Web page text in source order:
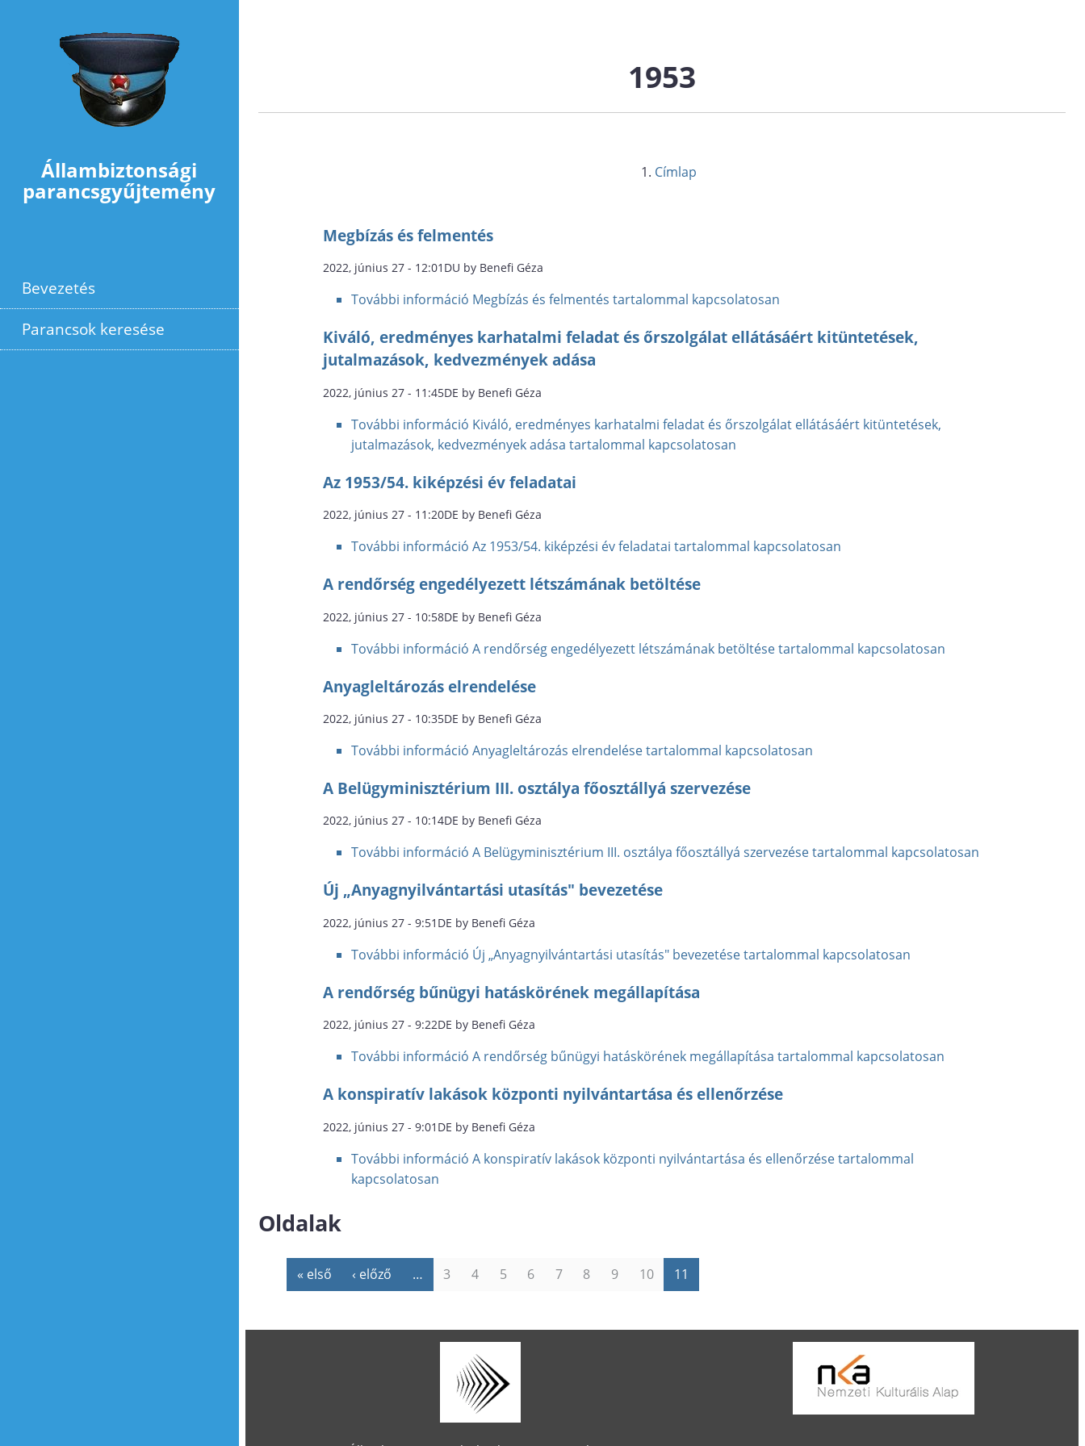
Állambiztonsági
parancsgyűjtemény
Bevezetés
Parancsok keresése
1953
Címlap
Megbízás és felmentés
2022, június 27 - 12:01DU by Benefi Géza
További információ Megbízás és felmentés tartalommal kapcsolatosan
Kiváló, eredményes karhatalmi feladat és őrszolgálat ellátásáért kitüntetések,
jutalmazások, kedvezmények adása
2022, június 27 - 11:45DE by Benefi Géza
További információ Kiváló, eredményes karhatalmi feladat és őrszolgálat ellátásáért kitüntetések,
jutalmazások, kedvezmények adása tartalommal kapcsolatosan
Az 1953/54. kiképzési év feladatai
2022, június 27 - 11:20DE by Benefi Géza
További információ Az 1953/54. kiképzési év feladatai tartalommal kapcsolatosan
A rendőrség engedélyezett létszámának betöltése
2022, június 27 - 10:58DE by Benefi Géza
További információ A rendőrség engedélyezett létszámának betöltése tartalommal kapcsolatosan
Anyagleltározás elrendelése
2022, június 27 - 10:35DE by Benefi Géza
További információ Anyagleltározás elrendelése tartalommal kapcsolatosan
A Belügyminisztérium III. osztálya főosztállyá szervezése
2022, június 27 - 10:14DE by Benefi Géza
További információ A Belügyminisztérium III. osztálya főosztállyá szervezése tartalommal kapcsolatosan
Új „Anyagnyilvántartási utasítás" bevezetése
2022, június 27 - 9:51DE by Benefi Géza
További információ Új „Anyagnyilvántartási utasítás" bevezetése tartalommal kapcsolatosan
A rendőrség bűnügyi hatáskörének megállapítása
2022, június 27 - 9:22DE by Benefi Géza
További információ A rendőrség bűnügyi hatáskörének megállapítása tartalommal kapcsolatosan
A konspiratív lakások központi nyilvántartása és ellenőrzése
2022, június 27 - 9:01DE by Benefi Géza
További információ A konspiratív lakások központi nyilvántartása és ellenőrzése tartalommal
kapcsolatosan
Oldalak
« első ‹ előző … 3 4 5 6 7 8 9 10 11